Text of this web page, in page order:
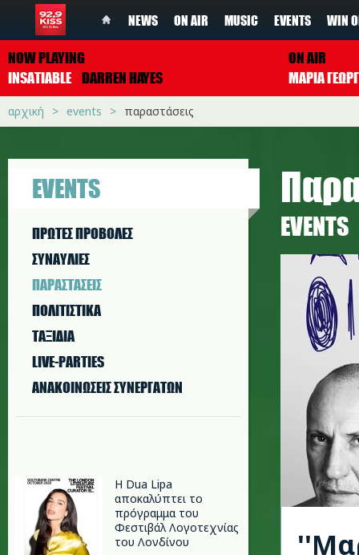
NEWS ON AIR MUSIC EVENTS WIN
NOW PLAYING
INSATIABLE DARREN HAYES
ON AIR
ΜΑΡΙΑ
αρχική events παραστάσεις
EVENTS
ΠΡΩΤΕΣ ΠΡΟΒΟΛΕΣ
ΣΥΝΑΥΛΙΕΣ
ΠΑΡΑΣΤAΣΕΙΣ
ΠΟΛΙΤΙΣΤΙΚA
ΤΑΞΙΔΙΑ
LIVE-PARTIES
ΑΝΑΚΟΙΝΩΣΕΙΣ ΣΥΝΕΡΓΑΤΩΝ
Η Dua Lipa
αποκαλύπτει το
πρόγραμμα του
Φεστιβάλ Λογοτεχνίας
του Λονδίνου
EVENTS